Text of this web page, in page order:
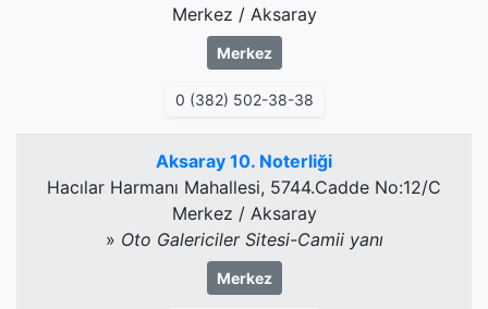
Merkez / Aksaray
Merkez
0 (382) 502-38-38
Aksaray 10. Noterliği
Hacılar Harmanı Mahallesi, 5744.Cadde No:12/C
Merkez / Aksaray
» Oto Galericiler Sitesi-Camii yanı
Merkez